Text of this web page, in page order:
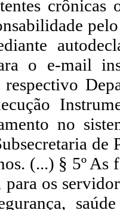
o e-mail
respectivo
no
de
(...) § 5º
os